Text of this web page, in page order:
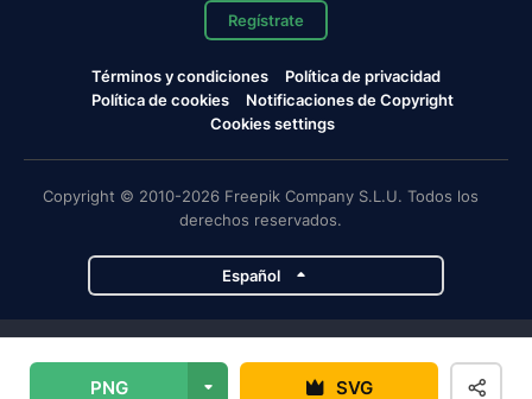
PNG SVG
Regístrate
Términos y condiciones
Política de privacidad
Política de cookies
Notificaciones de Copyright
Cookies settings
Copyright © 2010-2026 Freepik Company S.L.U. Todos los
derechos reservados.
Español